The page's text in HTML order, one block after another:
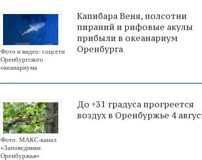
Фото и видео: соцсети
Оренбургского
океанариума
Капибара Веня, полсотни
пираний и рифовые акулы
прибыли в океанариум
Оренбурга
Фото: МАКС-канал
«Заповедники
Оренбуржья»
До +31 градуса прогреется
воздух в Оренбуржье 4